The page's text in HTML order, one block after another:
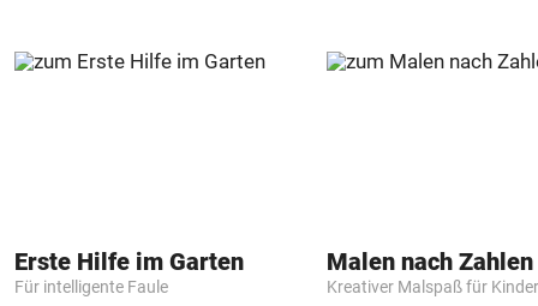
Erste Hilfe im Garten
Für intelligente Faule Kreativer Malspaß für Kinder